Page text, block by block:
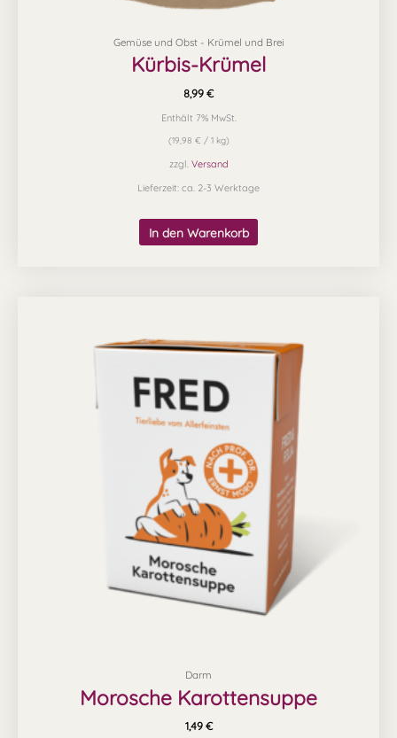
Gemüse und Obst - Krümel und Brei
Kürbis-Krümel
8,99 €
Enthält 7% MwSt.
(19,98 € / 1 kg)
zzgl. Versand
Lieferzeit: ca. 2-3 Werktage
In den Warenkorb
Darm
Morosche Karottensuppe
1,49 €